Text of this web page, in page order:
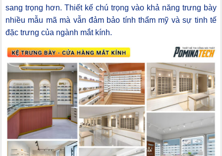
sang trọng hơn. Thiết kế chú trọng vào khả năng trưng bày
nhiều mẫu mã mà vẫn đảm bảo tính thẩm mỹ và sự tinh tế
đặc trưng của ngành mắt kính.